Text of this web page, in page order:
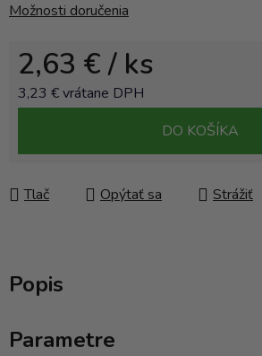
Možnosti doručenia
2,63 €/ ks
3,23 € vrátane DPH
DO KOŠÍKA
Tlač Opýtať sa Strážiť
Popis
Parametre